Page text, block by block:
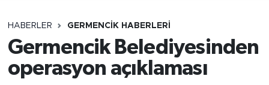
HABERLER GERMENCIK HABERLERI
Germencik Belediyesinden
operasyon açıklaması